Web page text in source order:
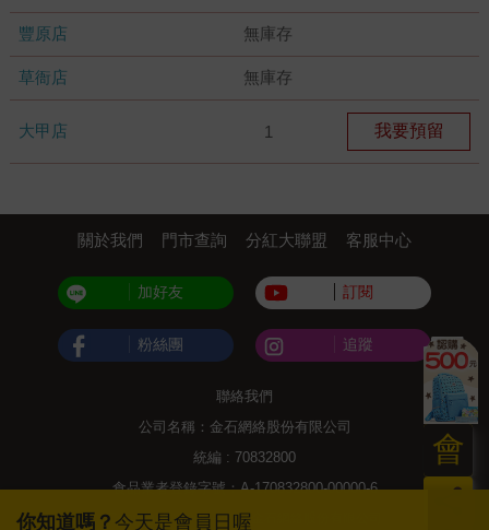
豐原店 無庫存
草衙店 無庫存
大甲店 1 我要預留
員
會
關於我們 門市查詢 分紅大聯盟 客服中心
加好友 訂閱
粉絲團 追蹤
聯絡我們
公司名稱：金石網絡股份有限公司
統編 : 70832800
食品業者登錄字號：A-170832800-00000-6
Copyright© 2000–2026 金石網絡股份有限公司
你知道嗎？ 今天是會員日喔